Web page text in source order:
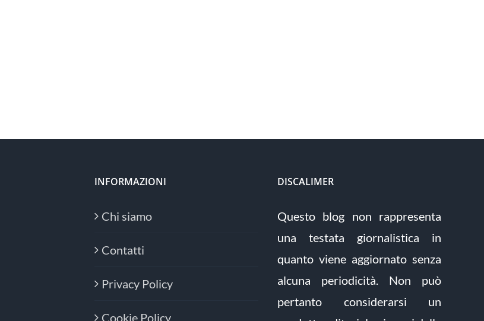
INFORMAZIONI
Chi siamo
Contatti
Privacy Policy
Cookie Policy
DISCALIMER
Questo blog non rappresenta
una testata giornalistica in
quanto viene aggiornato senza
alcuna periodicità. Non può
pertanto considerarsi un